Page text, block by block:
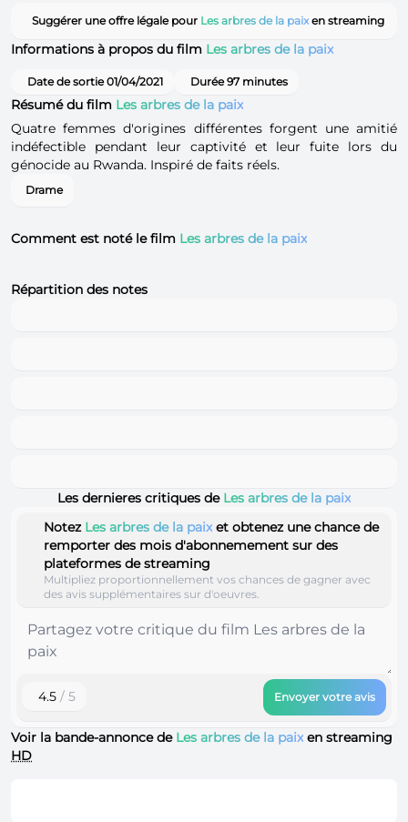
Suggérer une offre légale pour Les arbres de la paixen streaming
Informations à propos du film Les arbres de la paix
Date de sortie 01/04/2021 Durée 97 minutes
Résumé du film Les arbres de la paix
Quatre femmes d'origines différentes forgent une amitié
indéfectible pendant leur captivité et leur fuite lors du
génocide au Rwanda. Inspiré de faits réels.
Drame
Comment est noté le film Les arbres de la paix
Répartition des notes
Les dernieres critiques de Les arbres de la paix
Notez Les arbres de la paix et obtenez une chance de
remporter des mois d'abonnemement sur des
plateformes de streaming
Multipliez proportionnellement vos chances de gagner avec
des avis supplémentaires sur d'oeuvres.
4.5 / 5 Envoyer votre avis
Voir la bande-annonce de Les arbres de la paix en streaming
HD